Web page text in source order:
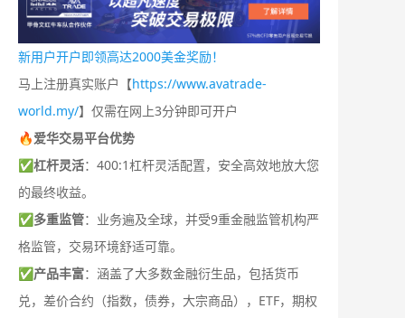
新用户开户即领高达2000美金奖励！
马上注册真实账户【https://www.avatrade-
world.my/】仅需在网上3分钟即可开户
🔥爱华交易平台优势
✅杠杆灵活：400:1杠杆灵活配置，安全高效地放大您
的最终收益。
✅多重监管：业务遍及全球，并受9重金融监管机构严
格监管，交易环境舒适可靠。
✅产品丰富：涵盖了大多数金融衍生品，包括货币
兑，差价合约（指数，债券，大宗商品），ETF，期权